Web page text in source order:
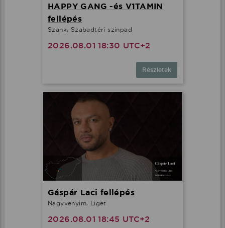
HAPPY GANG -és V1TAMIN
fellépés
Szank, Szabadtéri színpad
2026.08.01 18:30 UTC+2
Részletek
Gáspár Laci fellépés
Nagyvenyim, Liget
2026.08.01 18:45 UTC+2